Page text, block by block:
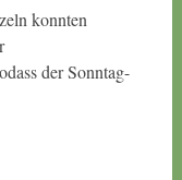
konnten
der Sonntag-